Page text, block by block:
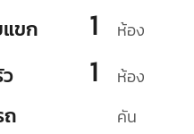
ขก 1 ห้อง
1 ห้อง
คัน